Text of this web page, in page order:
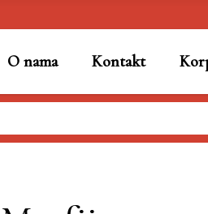
O nama Kontakt